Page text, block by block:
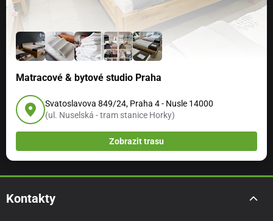
Matracové & bytové studio Praha
Svatoslavova 849/24, Praha 4 - Nusle 14000
(ul. Nuselská - tram stanice Horky)
Zobrazit trasu
Kontakty